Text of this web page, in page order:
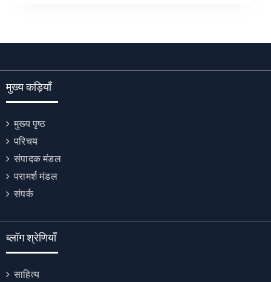
मुख्य कड़ियाँ
मुख्य पृष्ठ
परिचय
संपादक मंडल
परामर्श मंडल
संपर्क
ब्लॉग श्रेणियाँ
साहित्य